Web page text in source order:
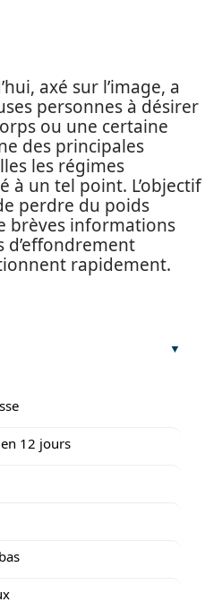
axé sur l’image, a
personnes à désirer
ou une certaine
des principales
les régimes
à un tel point. L’objectif
perdre du poids
brèves informations
d’effondrement
rapidement.
12 jours